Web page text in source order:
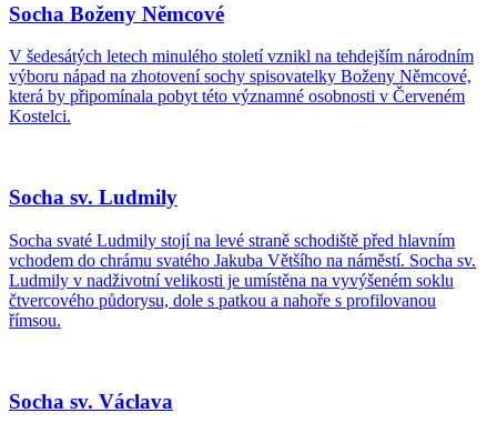
Socha Boženy Němcové
V šedesátých letech minulého století vznikl na tehdejším národním
výboru nápad na zhotovení sochy spisovatelky Boženy Němcové,
která by připomínala pobyt této významné osobnosti v Červeném
Kostelci.
Socha sv. Ludmily
Socha svaté Ludmily stojí na levé straně schodiště před hlavním
vchodem do chrámu svatého Jakuba Většího na náměstí. Socha sv.
Ludmily v nadživotní velikosti je umístěna na vyvýšeném soklu
čtvercového půdorysu, dole s patkou a nahoře s profilovanou
římsou.
Socha sv. Václava